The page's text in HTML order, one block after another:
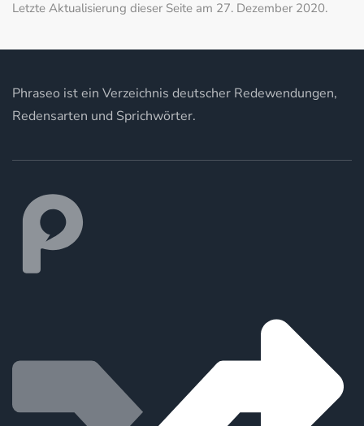
Letzte Aktualisierung dieser Seite am 27. Dezember 2020.
Phraseo ist ein Verzeichnis deutscher Redewendungen,
Redensarten und Sprichwörter.